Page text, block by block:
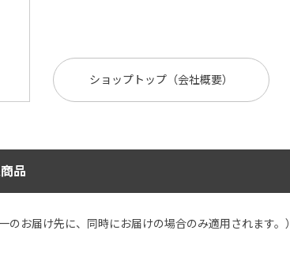
ショップトップ（会社概要）
品
お届け先に、同時にお届けの場合のみ適用されます。）